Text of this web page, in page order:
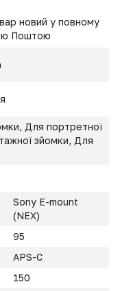
новий у повному
Поштою
Для портретної
зйомки, Для
Sony E-mount
(NEX)
95
APS-C
150